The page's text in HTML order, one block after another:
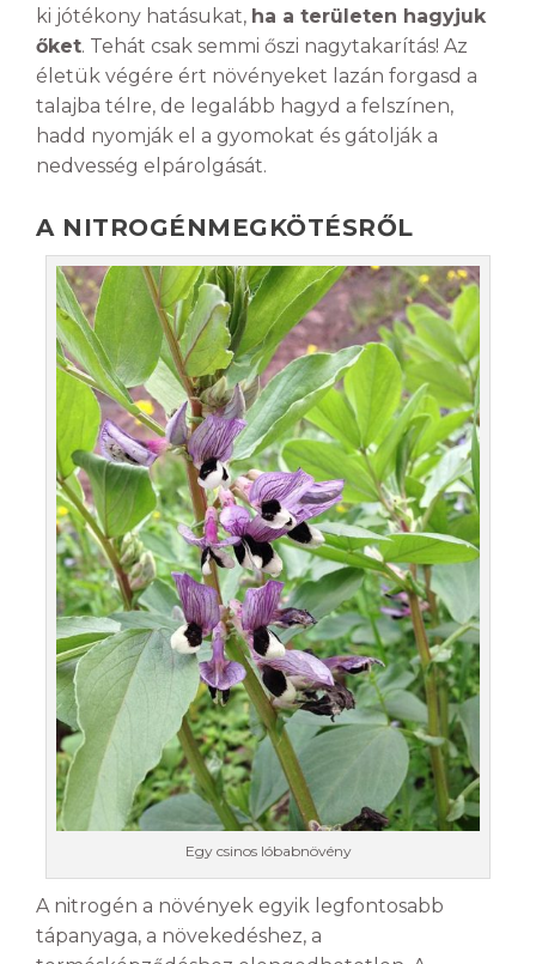
ki jótékony hatásukat, ha a területen hagyjuk
őket. Tehát csak semmi őszi nagytakarítás! Az
életük végére ért növényeket lazán forgasd a
talajba télre, de legalább hagyd a felszínen,
hadd nyomják el a gyomokat és gátolják a
nedvesség elpárolgását.
A NITROGÉNMEGKÖTÉSRŐL
Egy csinos lóbabnövény
A nitrogén a növények egyik legfontosabb
tápanyaga, a növekedéshez, a